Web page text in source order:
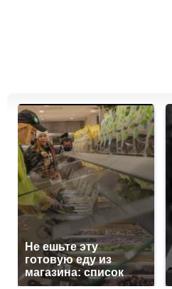
Не ешьте эту
готовую еду из
магазина: список